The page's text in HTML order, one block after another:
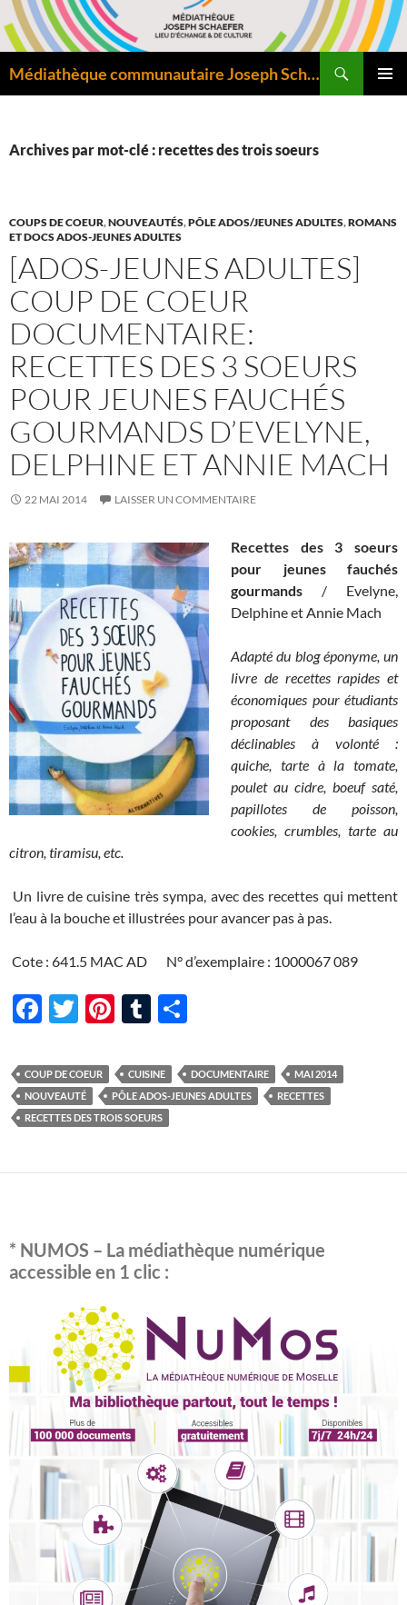
Aller
au
contenu
Médiathèque communautaire Joseph Schaefer de Bitche – Pôle départemental de lecture publique
Archives par mot-clé : recettes des trois soeurs
COUPS DE COEUR,NOUVEAUTÉS,PÔLE ADOS/JEUNES ADULTES,ROMANS
ET DOCS ADOS-JEUNES ADULTES
[ADOS-JEUNES ADULTES]
COUP DE COEUR
DOCUMENTAIRE:
RECETTES DES 3 SOEURS
POUR JEUNES FAUCHÉS
GOURMANDS D’EVELYNE,
DELPHINE ET ANNIE MACH
22 MAI 2014 LAISSER UN COMMENTAIRE
Recettes des 3 soeurs
pour jeunes fauchés
gourmands / Evelyne,
Delphine et Annie Mach
Adapté du blog éponyme, un
livre de recettes rapides et
économiques pour étudiants
proposant des basiques
déclinables à volonté :
quiche, tarte à la tomate,
poulet au cidre, boeuf saté,
papillotes de poisson,
cookies, crumbles, tarte au
citron, tiramisu, etc.
Un livre de cuisine très sympa, avec des recettes qui mettent
l’eau à la bouche et illustrées pour avancer pas à pas.
Cote : 641.5 MAC AD N° d’exemplaire : 1000067 089
F
e
b
o
k
T
itt
er
Pi
er
es
t
T
m
bl
r
ta
g
COUP DE COEUR CUISINE DOCUMENTAIRE
MAI 2014
NOUVEAUTÉ
PÔLE ADOS-JEUNES ADULTES
RECETTES
RECETTES DES TROIS SOEURS
* NUMOS – La médiathèque numérique
accessible en 1 clic :